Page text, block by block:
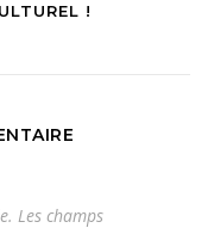
!
Les champs